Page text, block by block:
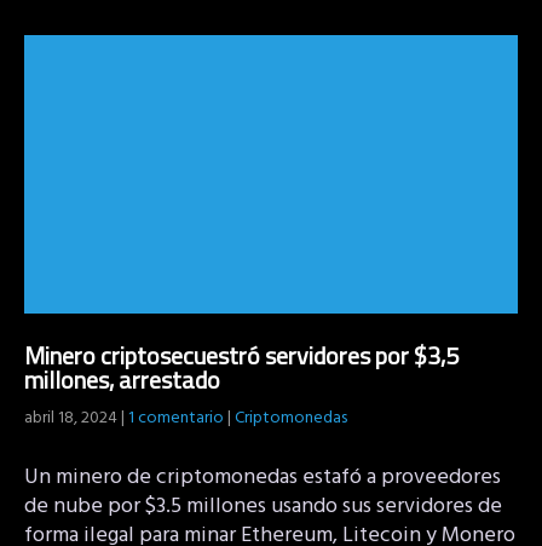
Minero criptosecuestró servidores por $3,5
millones, arrestado
abril 18, 2024|1 comentario|Criptomonedas
Un minero de criptomonedas estafó a proveedores
de nube por $3.5 millones usando sus servidores de
forma ilegal para minar Ethereum, Litecoin y Monero